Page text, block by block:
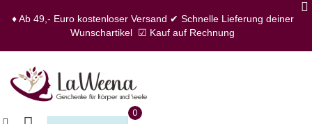
♦ Ab 49,- Euro kostenloser Versand ✔ Schnelle Lieferung deiner
Wunschartikel ☑ Kauf auf Rechnung
0